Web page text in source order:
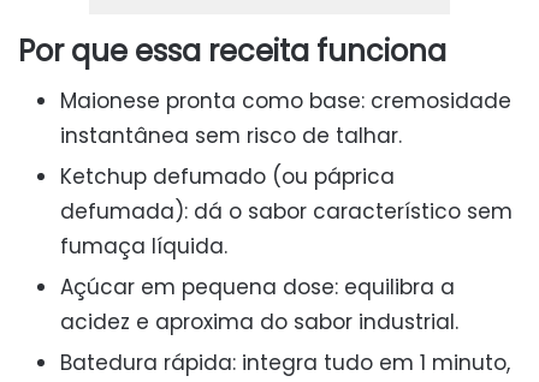
Por que essa receita funciona
Maionese pronta como base: cremosidade
instantânea sem risco de talhar.
Ketchup defumado (ou páprica
defumada): dá o sabor característico sem
fumaça líquida.
Açúcar em pequena dose: equilibra a
acidez e aproxima do sabor industrial.
Batedura rápida: integra tudo em 1 minuto,